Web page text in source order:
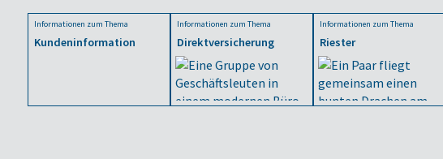
Informationen zum Thema
Kundeninformation
Informationen zum Thema
Direktversicherung
Informationen zum Thema
Riester